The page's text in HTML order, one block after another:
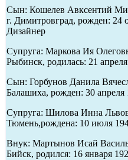
Сын: Кошелев Авксентий
г. Димитровград, рожден: 24
Дизайнер
Супруга: Маркова Ия
Рыбинск, родилась: 21
Сын: Горбунов Данила
Балашиха, рожден: 30 апреля
Супруга: Шилова Инна
Тюмень,рождена: 10 июля
Внук: Мартынов Исай
Бийск, родился: 16 января